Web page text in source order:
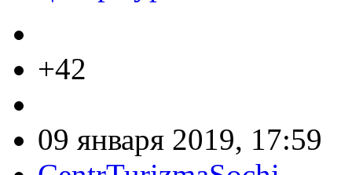
+42
09 января 2019, 17:59